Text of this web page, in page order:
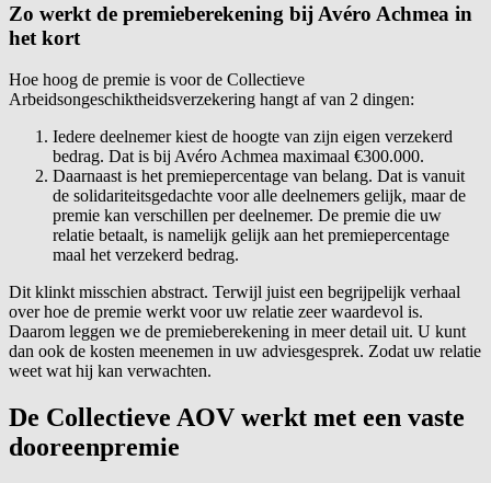
Zo werkt de premieberekening bij Avéro Achmea in
het kort
Hoe hoog de premie is voor de Collectieve
Arbeidsongeschiktheidsverzekering hangt af van 2 dingen:
Iedere deelnemer kiest de hoogte van zijn eigen verzekerd
bedrag. Dat is bij Avéro Achmea maximaal €300.000.
Daarnaast is het premiepercentage van belang. Dat is vanuit
de solidariteitsgedachte voor alle deelnemers gelijk, maar de
premie kan verschillen per deelnemer. De premie die uw
relatie betaalt, is namelijk gelijk aan het premiepercentage
maal het verzekerd bedrag.
Dit klinkt misschien abstract. Terwijl juist een begrijpelijk verhaal
over hoe de premie werkt voor uw relatie zeer waardevol is.
Daarom leggen we de premieberekening in meer detail uit. U kunt
dan ook de kosten meenemen in uw adviesgesprek. Zodat uw relatie
weet wat hij kan verwachten.
De Collectieve AOV werkt met een vaste
dooreenpremie